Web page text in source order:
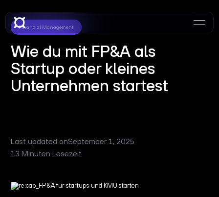
Financial Management
Wie du mit FP&A als
Startup oder kleines
Unternehmen startest
Last updated onSeptember 1, 2025
13 Minuten Lesezeit